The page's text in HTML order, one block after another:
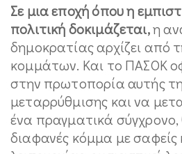
Σε μια εποχή όπου η
πολιτική δοκιμάζεται,η
δημοκρατίας αρχίζει από
κομμάτων. Και το ΠΑΣΟΚ
στην πρωτοπορία αυτής
μεταρρύθμισης και να
ένα πραγματικά σύγχρονο,
διαφανές κόμμα με σαφείς